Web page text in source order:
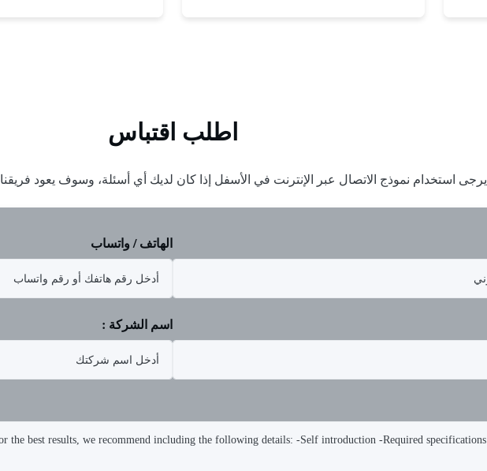
اطلب اقتباس
يرجى استخدام نموذج الاتصال عبر الإنترنت في الأسفل إذا كان لديك أي أسئلة، وسوف يعود
الهاتف / واتساب
اسم الشركة :